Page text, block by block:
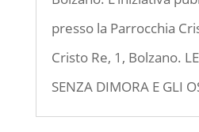
presso la Parrocchia
Cristo Re, 1, Bolzano.
SENZA DIMORA E GLI